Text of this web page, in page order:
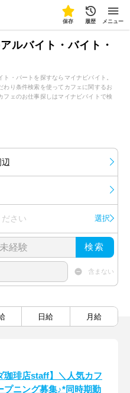
保存 履歴 メニュー
ルバイト・バイト・
・パートを探すならマイナビバイト。
り条件検索を使ってカフェに関するお
ェのお仕事探しはマイナビバイトで検
さい 選択
検索
含まない
日給 月給
珈琲店staff】＼人気カフ
プニング募集♪*同時期勤